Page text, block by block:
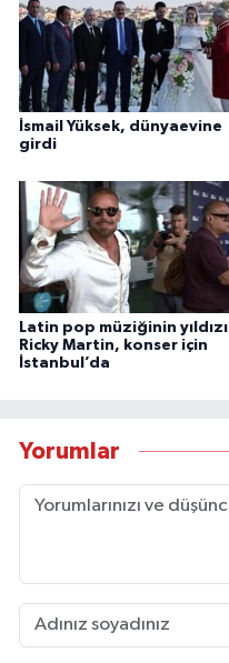
İsmail Yüksek, dünyaevine
girdi
Latin pop müziğinin yıldızı
Ricky Martin, konser için
İstanbul’da
Yorumlar